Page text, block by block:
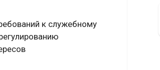
к служебному